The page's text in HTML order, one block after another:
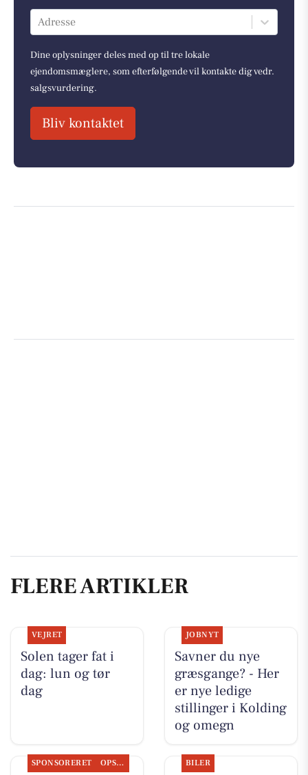
Adresse
Dine oplysninger deles med op til tre lokale
ejendomsmæglere, som efterfølgende vil kontakte dig vedr.
salgsvurdering.
Bliv kontaktet
FLERE ARTIKLER
VEJRET
Solen tager fat i
dag: lun og tør
dag
JOBNYT
Savner du nye
græsgange? - Her
er nye ledige
stillinger i Kolding
og omegn
SPONSORERET OPSLAGSTAVLEN BILER